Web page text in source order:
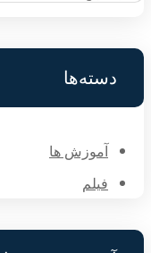
دسته‌ها
آموزش ها
فیلم